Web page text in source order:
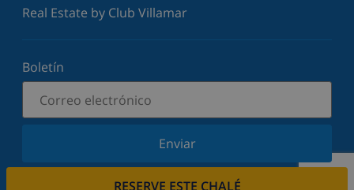
RESERVE ESTE CHALÉ
Real Estate by Club Villamar
Boletín
Enviar
Suscríbase a nuestro boletín y manténgase